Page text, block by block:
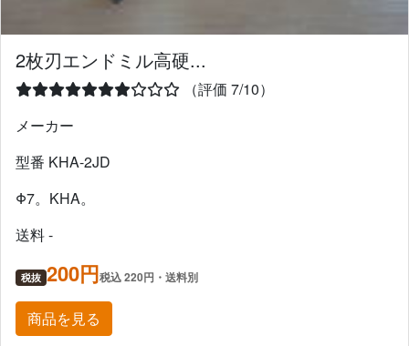
2枚刃エンドミル高硬...
（評価 7/10）
メーカー
型番 KHA-2JD
Φ7。KHA。
送料 -
税抜 200円税込 220円・送料別
商品を見る